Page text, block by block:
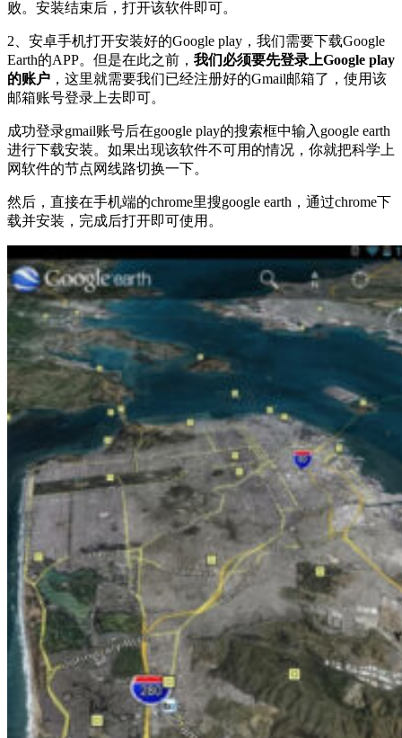
败。安装结束后，打开该软件即可。
2、安卓手机打开安装好的Google play，我们需要下载Google
Earth的APP。但是在此之前， 我们必须要先登录上Google play
的账户 ，这里就需要我们已经注册好的Gmail邮箱了，使用该
邮箱账号登录上去即可。
成功登录gmail账号后在google play的搜索框中输入google earth
进行下载安装。如果出现该软件不可用的情况，你就把科学上
网软件的节点网线路切换一下。
然后，直接在手机端的chrome里搜google earth，通过chrome下
载并安装，完成后打开即可使用。